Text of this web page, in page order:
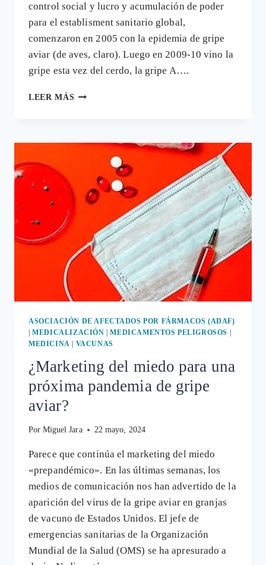
control social y lucro y acumulación de poder
para el establisment sanitario global,
comenzaron en 2005 con la epidemia de gripe
aviar (de aves, claro). Luego en 2009-10 vino la
gripe esta vez del cerdo, la gripe A….
LEER MÁS MPOX:
DE
MARKETING
MIEDO
PARA
REACTIVAR
VENTA
DE
LA
VACUNA
ASOCIACIÓN DE AFECTADOS POR FÁRMACOS (ADAF)
|MEDICALIZACIÓN |MEDICAMENTOS PELIGROSOS
MEDICINA
VACUNAS
¿Marketing del miedo para una
próxima pandemia de gripe
aviar?
Por Miguel Jara 22 mayo, 2024
Parece que continúa el marketing del miedo
«prepandémico». En las últimas semanas, los
medios de comunicación nos han advertido de la
aparición del virus de la gripe aviar en granjas
de vacuno de Estados Unidos. El jefe de
emergencias sanitarias de la Organización
Mundial de la Salud (OMS) se ha apresurado a